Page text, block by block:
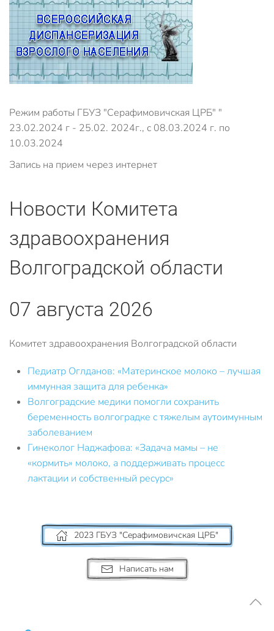
Режим работы ГБУЗ "Серафимовичская ЦРБ" "
23.02.2024 г - 25.02. 2024г., с 08.03.2024 г. по
10.03.2024
Запись на прием через интернет
Новости Комитета
здравоохранения
Волгоградской области
07 августа 2026
Комитет здравоохранения Волгоградской области
Педиатр Оглданов: «Материнское молоко – лучшая
иммунная защита для ребенка»
Волгоградские медики помогли сохранить
беременность волгоградке с тяжелым аутоимунным
заболеванием
Гинеколог Наджафова: «Задача мамы – не
«кормить» молоко, а поддерживать процесс
лактации и собственный ресурс»
2023 ГБУЗ "Серафимовичская ЦРБ"
Написать нам